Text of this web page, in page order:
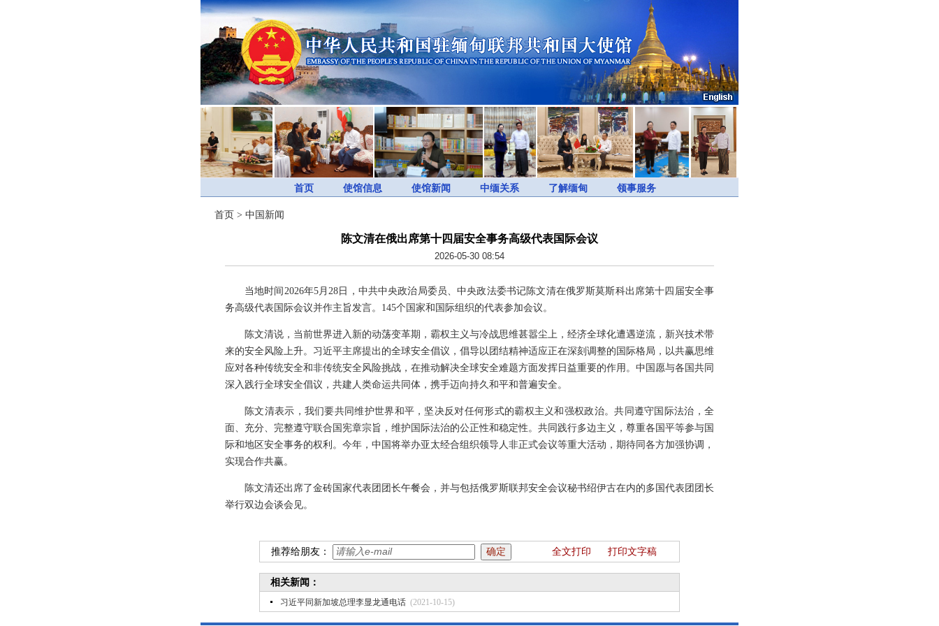
首页 使馆信息 使馆新闻 中缅关系 了解缅甸 领事服务
首页 > 中国新闻
陈文清在俄出席第十四届安全事务高级代表国际会议
2026-05-30 08:54
当地时间2026年5月28日，中共中央政治局委员、中央政法委书记陈文清在俄罗斯莫斯科出席第十四届安全事
务高级代表国际会议并作主旨发言。145个国家和国际组织的代表参加会议。
陈文清说，当前世界进入新的动荡变革期，霸权主义与冷战思维甚嚣尘上，经济全球化遭遇逆流，新兴技术带
来的安全风险上升。习近平主席提出的全球安全倡议，倡导以团结精神适应正在深刻调整的国际格局，以共赢思维
应对各种传统安全和非传统安全风险挑战，在推动解决全球安全难题方面发挥日益重要的作用。中国愿与各国共同
深入践行全球安全倡议，共建人类命运共同体，携手迈向持久和平和普遍安全。
陈文清表示，我们要共同维护世界和平，坚决反对任何形式的霸权主义和强权政治。共同遵守国际法治，全
面、充分、完整遵守联合国宪章宗旨，维护国际法治的公正性和稳定性。共同践行多边主义，尊重各国平等参与国
际和地区安全事务的权利。今年，中国将举办亚太经合组织领导人非正式会议等重大活动，期待同各方加强协调，
实现合作共赢。
陈文清还出席了金砖国家代表团团长午餐会，并与包括俄罗斯联邦安全会议秘书绍伊古在内的多国代表团团长
举行双边会谈会见。
推荐给朋友： 全文打印 打印文字稿
相关新闻：
习近平同新加坡总理李显龙通电话 (2021-10-15)